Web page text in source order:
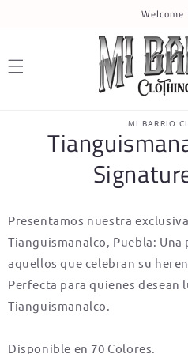
Welcome
information
MI BARRIO
Presentamos nuestra
Tianguismanalco, Puebla: Una
aquellos que celebran su
Perfecta para quienes desean
Tianguismanalco.
Disponible en 70 Colores.